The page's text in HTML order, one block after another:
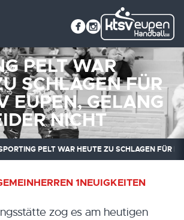
PELT WAR
SCHLAGEN FÜR
EUPEN, GELANG
NICHT
PELT WAR HEUTE ZU SCHLAGEN FÜR
HERREN 1NEUIGKEITEN
zog es am heutigen